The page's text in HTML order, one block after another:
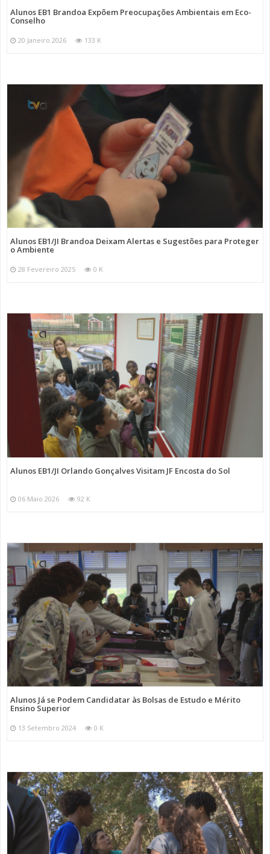
Alunos EB1 Brandoa Expõem Preocupações Ambientais em Eco-
Conselho
20 Janeiro 2026 133 K
Alunos EB1/JI Brandoa Deixam Alertas e Sugestões para Proteger
o Ambiente
28 Fevereiro 2025 0 K
Alunos EB1/JI Orlando Gonçalves Visitam JF Encosta do Sol
06 Maio 2026 92 K
Alunos Já se Podem Candidatar às Bolsas de Estudo e Mérito
Ensino Superior
13 Setembro 2024 0 K